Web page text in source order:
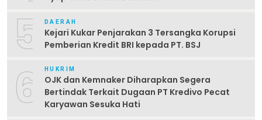
5 DAERAH
Kejari Kukar Penjarakan 3 Tersangka Korupsi
Pemberian Kredit BRI kepada PT. BSJ
6 HUKRIM
OJK dan Kemnaker Diharapkan Segera
Bertindak Terkait Dugaan PT Kredivo Pecat
Karyawan Sesuka Hati